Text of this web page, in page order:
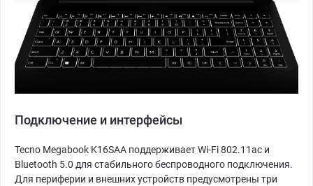
Подключение и интерфейсы
Tecno Megabook K16SAA поддерживает Wi-Fi 802.11ac и
Bluetooth 5.0 для стабильного беспроводного подключения.
Для периферии и внешних устройств предусмотрены три